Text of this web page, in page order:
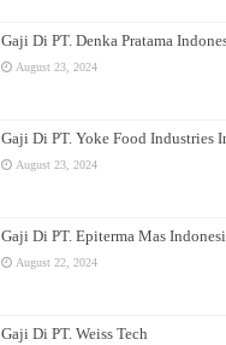
Gaji Di PT. Denka Pratama
August 23, 2024
Gaji Di PT. Yoke Food Industries
August 23, 2024
Gaji Di PT. Epiterma Mas
August 22, 2024
Gaji Di PT. Weiss Tech